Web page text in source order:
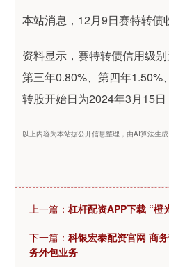
本站消息，12月9日赛特转债
资料显示，赛特转债信用级
第三年0.80%、第四年1.50%
转股开始日为2024年3月15日
以上内容为本站据公开信息整理，由AI算法生
上一篇： 杠杆配资APP下载 “橙
下一篇： 科银宏泰配资官网 商
务外包业务